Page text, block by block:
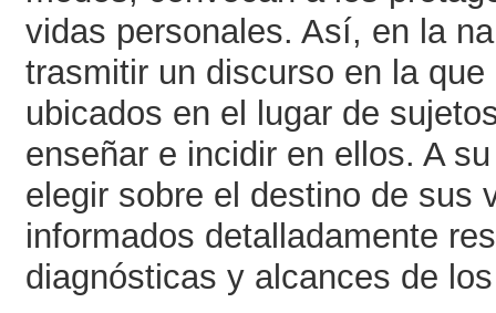
vidas personales. Así, en la
trasmitir un discurso en la
ubicados en el lugar de
enseñar e incidir en ellos. A
elegir sobre el destino de sus
informados detalladamente
diagnósticas y alcances de